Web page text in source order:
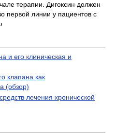
терапии. Дигоксин должен
первой линии у пациентов с
и его клиническая и
клапана как
(обзор)
лечения хронической